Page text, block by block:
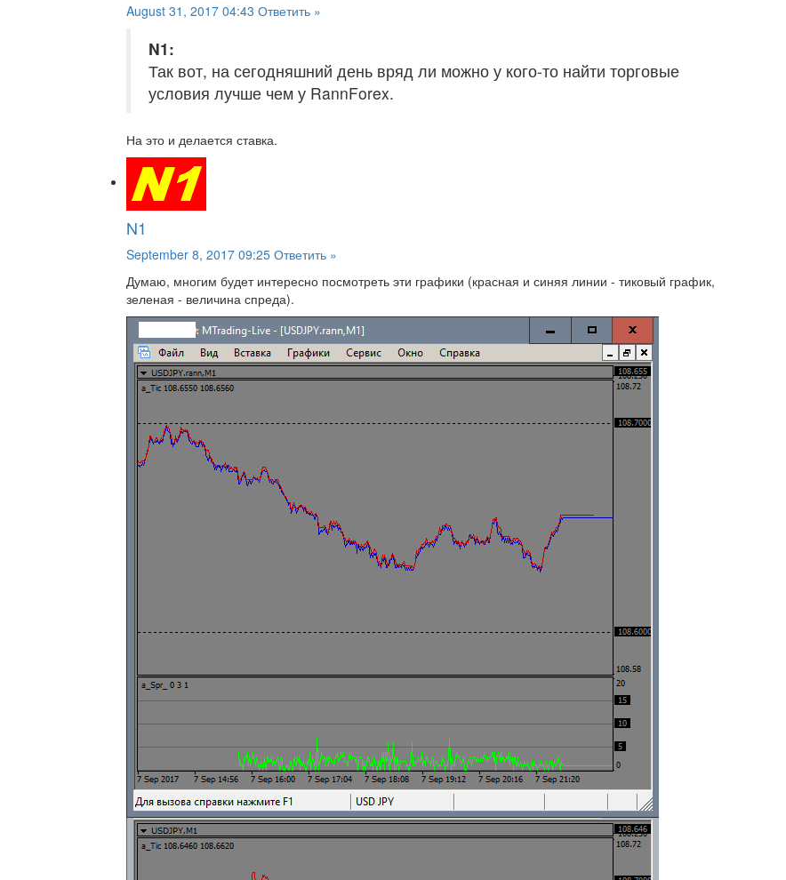
August 31, 2017 04:43 Ответить »
N1:
Так вот, на сегодняшний день вряд ли можно у кого-то найти торговые
условия лучше чем у RannForex.
На это и делается ставка.
N1
September 8, 2017 09:25 Ответить »
Думаю, многим будет интересно посмотреть эти графики (красная и синяя линии - тиковый график,
зеленая - величина спреда).